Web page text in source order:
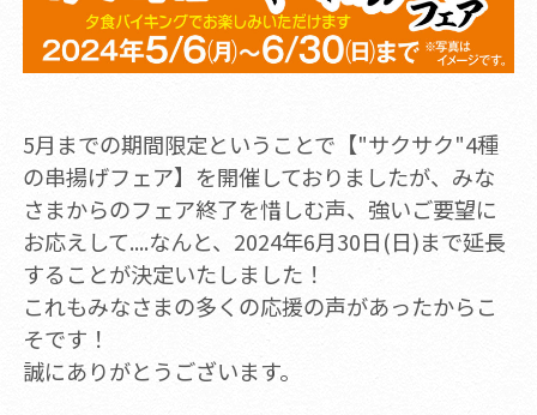
5月までの期間限定ということで【"サクサク"4種
の串揚げフェア】を開催しておりましたが、みな
さまからのフェア終了を惜しむ声、強いご要望に
お応えして....なんと、2024年6月30日(日)まで延長
することが決定いたしました！
これもみなさまの多くの応援の声があったからこ
そです！
誠にありがとうございます。